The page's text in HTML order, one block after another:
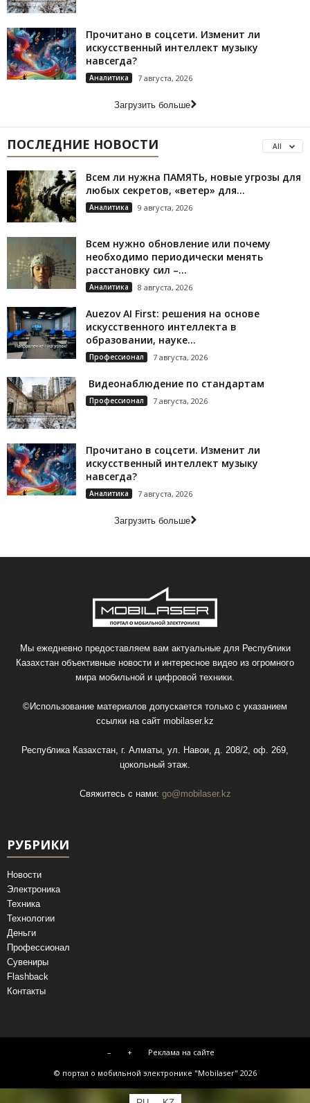
Прочитано в соцсети. Изменит ли
искусственный интеллект музыку
навсегда?
Аналитика 7 августа, 2026
Загрузить больше
ПОСЛЕДНИЕ НОВОСТИ All
Всем ли нужна ПАМЯТЬ, новые угрозы для
любых секретов, «ветер» для...
Аналитика 9 августа, 2026
Всем нужно обновление или почему
необходимо периодически менять
расстановку сил –...
Аналитика 8 августа, 2026
Auezov AI First: решения на основе
искусственного интеллекта в
образовании, науке...
Профессионал 7 августа, 2026
Видеонаблюдение по стандартам
Профессионал 7 августа, 2026
Прочитано в соцсети. Изменит ли
искусственный интеллект музыку
навсегда?
Аналитика 7 августа, 2026
Загрузить больше
Мы ежедневно предоставляем вам актуальные для Республики
Казахстан объективные новости и интересное видео из огромного
мира мобильной и цифровой техники.
©Использование материалов допускается только с указанием
ссылки на сайт mobilaser.kz
Республика Казахстан, г. Алматы, ул. Навои, д. 208/2, оф. 269,
цокольный этаж.
Свяжитесь с нами: go@mobilaser.kz
РУБРИКИ
Новости
Электроника
Техника
Технологии
Деньги
Профессионал
Сувениры
Flashback
Контакты
– +
Реклама на сайте
© портал о мобильной электронике "Mobilaser" 2026